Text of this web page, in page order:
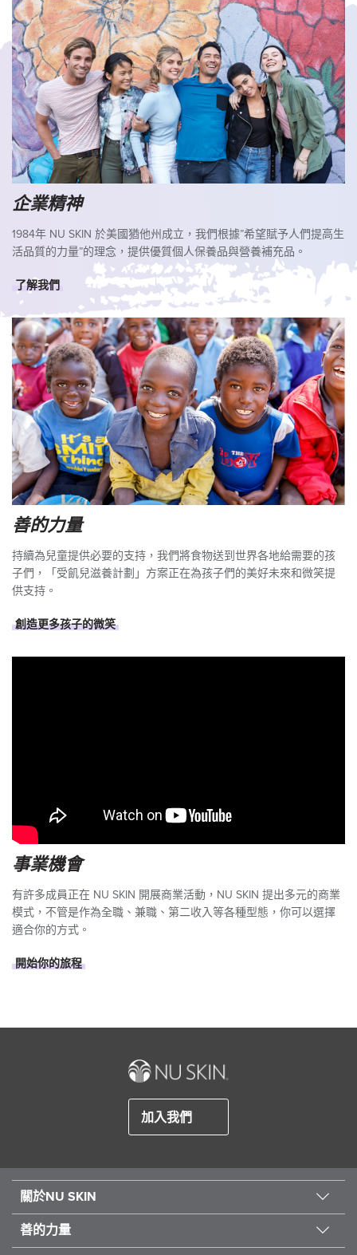
企業精神
1984年 NU SKIN 於美國猶他州成立，我們根據”希望賦予人們提高生
活品質的力量”的理念，提供優質個人保養品與營養補充品。
了解我們
善的力量
持續為兒童提供必要的支持，我們將食物送到世界各地給需要的孩
子們，「受飢兒滋養計劃」方案正在為孩子們的美好未來和微笑提
供支持。
創造更多孩子的微笑
事業機會
有許多成員正在 NU SKIN 開展商業活動，NU SKIN 提出多元的商業
模式，不管是作為全職、兼職、第二收入等各種型態，你可以選擇
適合你的方式。
開始你的旅程
加入我們
關於NU SKIN
關於我們
善的力量